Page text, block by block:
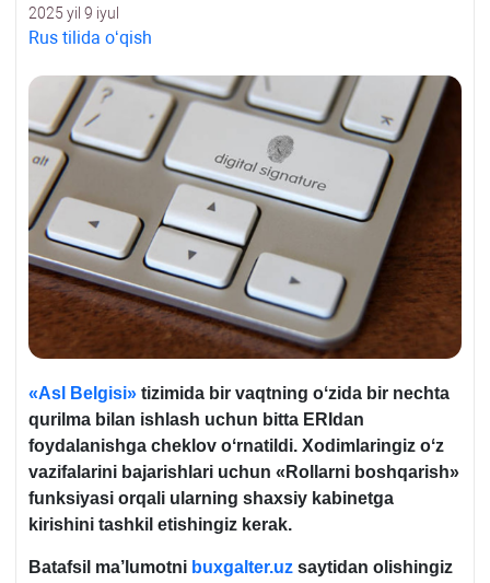
2025 yil 9 iyul
Rus tilida oʻqish
«Asl Belgisi» tizimida bir vaqtning oʻzida bir nechta
qurilma bilan ishlash uchun bitta ERIdan
foydalanishga cheklov oʻrnatildi. Xodimlaringiz oʻz
vazifalarini bajarishlari uchun «Rollarni boshqarish»
funksiyasi orqali ularning shaхsiy kabinetga
kirishini tashkil etishingiz kerak.
Batafsil ma’lumotni buxgalter.uz saytidan olishingiz